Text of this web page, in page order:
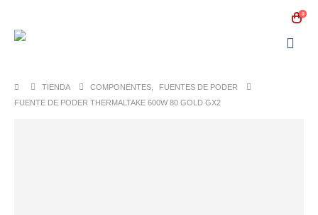
0
TIENDA COMPONENTES
FUENTES DE PODER
FUENTE DE PODER THERMALTAKE 600W 80 GOLD GX2